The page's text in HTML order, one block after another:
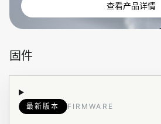
查看产品详情
固件
最新版本 FIRMWARE